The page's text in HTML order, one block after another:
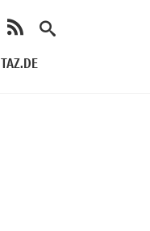
TAZ.DE